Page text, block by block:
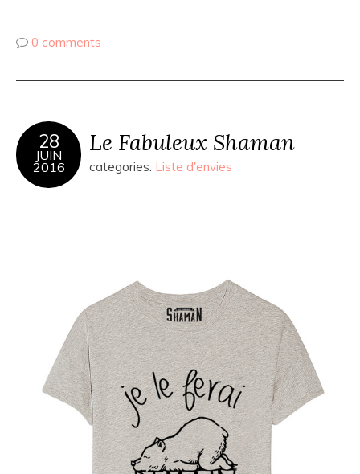
0 comments
28
JUIN
2016
Le Fabuleux Shaman
categories: Liste d'envies